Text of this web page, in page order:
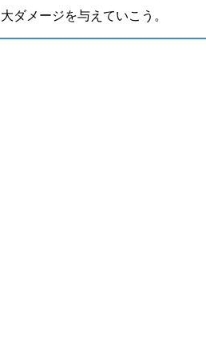
大ダメージを与えていこう。